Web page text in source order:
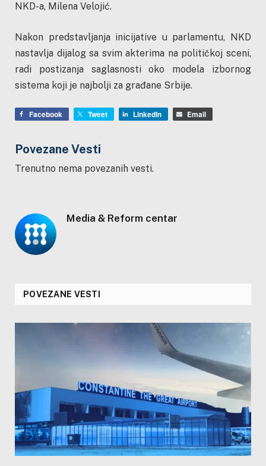
NKD-a, Milena Velojić.
Nakon predstavljanja inicijative u parlamentu, NKD
nastavlja dijalog sa svim akterima na političkoj sceni,
radi postizanja saglasnosti oko modela izbornog
sistema koji je najbolji za građane Srbije.
Facebook Tweet LinkedIn Email
Povezane Vesti
Trenutno nema povezanih vesti.
Media & Reform centar
POVEZANE VESTI